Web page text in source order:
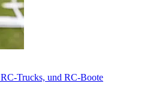
Trucks, und RC-Boote